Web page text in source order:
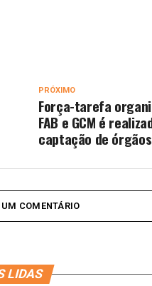
PRÓXIMO
Força-tarefa
FAB e GCM é
captação de
UM COMENTÁRIO
LIDAS